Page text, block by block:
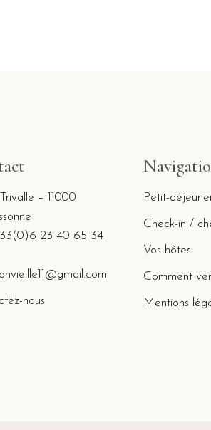
– 11000
23 40 65 34
nous
Petit-
Check-in /
Vos hôtes
Comment
Mentions